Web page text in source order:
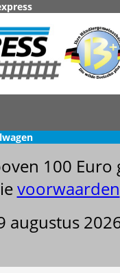
100
voorwaarden
augustus